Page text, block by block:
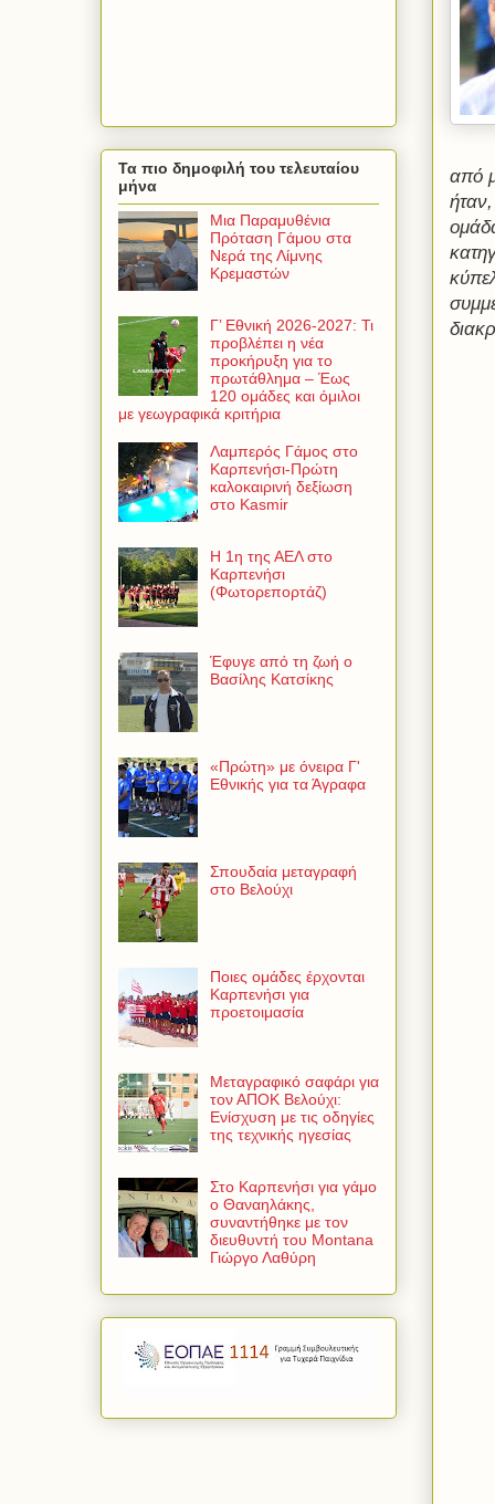
από
Τα πιο δημοφιλή του τελευταίου
μήνα
Μια Παραμυθένια
Πρόταση Γάμου στα
Νερά της Λίμνης
Κρεμαστών
Γ’ Εθνική 2026-2027: Τι
προβλέπει η νέα
προκήρυξη για το
πρωτάθλημα – Έως
120 ομάδες και όμιλοι
με γεωγραφικά κριτήρια
Λαμπερός Γάμος στο
Καρπενήσι-Πρώτη
καλοκαιρινή δεξίωση
στο Kasmir
Η 1η της ΑΕΛ στο
Καρπενήσι
(Φωτορεπορτάζ)
Έφυγε από τη ζωή ο
Βασίλης Κατσίκης
«Πρώτη» με όνειρα Γ'
Εθνικής για τα Άγραφα
Σπουδαία μεταγραφή
στο Βελούχι
Ποιες ομάδες έρχονται
Καρπενήσι για
προετοιμασία
Μεταγραφικό σαφάρι για
τον ΑΠΟΚ Βελούχι:
Ενίσχυση με τις οδηγίες
της τεχνικής ηγεσίας
Στο Καρπενήσι για γάμο
ο Θαναηλάκης,
συναντήθηκε με τον
διευθυντή του Montana
Γιώργο Λαθύρη